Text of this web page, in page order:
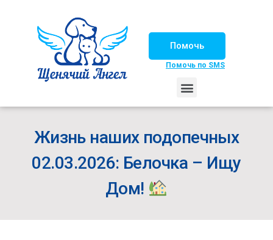
Помочь
Помочь по SMS
Жизнь наших подопечных
02.03.2026: Белочка – Ищу
Дом!